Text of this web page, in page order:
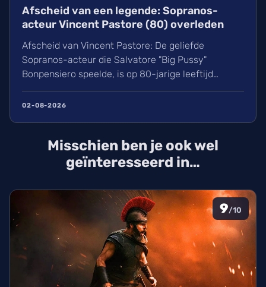
Afscheid van een legende: Sopranos-
acteur Vincent Pastore (80) overleden
Afscheid van Vincent Pastore: De geliefde
Sopranos-acteur die Salvatore "Big Pussy"
Bonpensiero speelde, is op 80-jarige leeftijd
overleden. Ontdek meer over zijn indrukwekkende
carrière van nachtclubeigenaar tot maffia-icoon en
in New York.
02-08-2026
Misschien ben je ook wel
geïnteresseerd in…
9/10